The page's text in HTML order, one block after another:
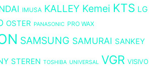
IMUSA KALLEY Kemei KTS LG
OSTER PANASONIC PRO WAX
SAMSUNG SAMURAI SANKEY
STEREN TOSHIBA UNIVERSAL VGR VISIVO